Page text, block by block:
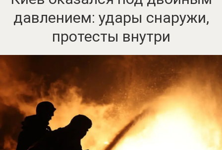
давлением: удары снаружи,
протесты внутри